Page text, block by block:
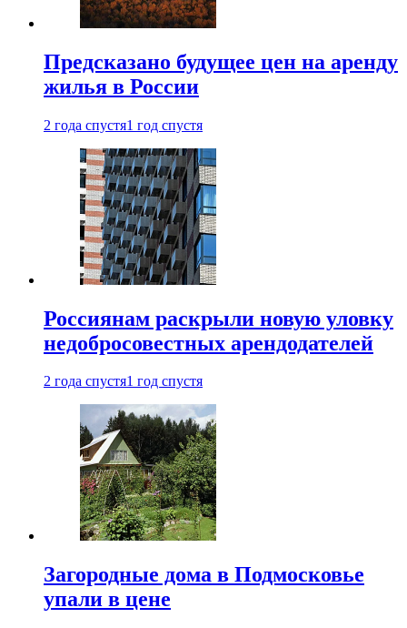
Предсказано будущее цен на аренду
жилья в России
2 года спустя1 год спустя
Россиянам раскрыли новую уловку
недобросовестных арендодателей
2 года спустя1 год спустя
Загородные дома в Подмосковье
упали в цене